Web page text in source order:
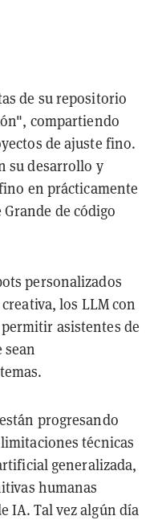
de su repositorio
compartiendo
de ajuste fino.
su desarrollo y
en prácticamente
de código
personalizados
los LLM con
asistentes de
sean
progresando
técnicas
generalizada,
humanas
IA. Tal vez algún día